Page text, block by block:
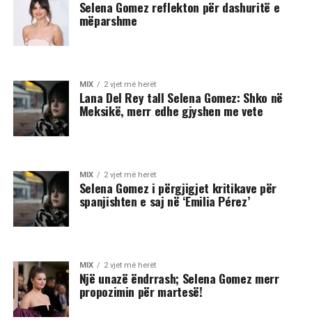
Selena Gomez reflekton për dashuritë e
mëparshme
MIX 2 vjet më herët
Lana Del Rey tall Selena Gomez: Shko në
Meksikë, merr edhe gjyshen me vete
MIX 2 vjet më herët
Selena Gomez i përgjigjet kritikave për
spanjishten e saj në ‘Emilia Pérez’
MIX 2 vjet më herët
Një unazë ëndrrash; Selena Gomez merr
propozimin për martesë!